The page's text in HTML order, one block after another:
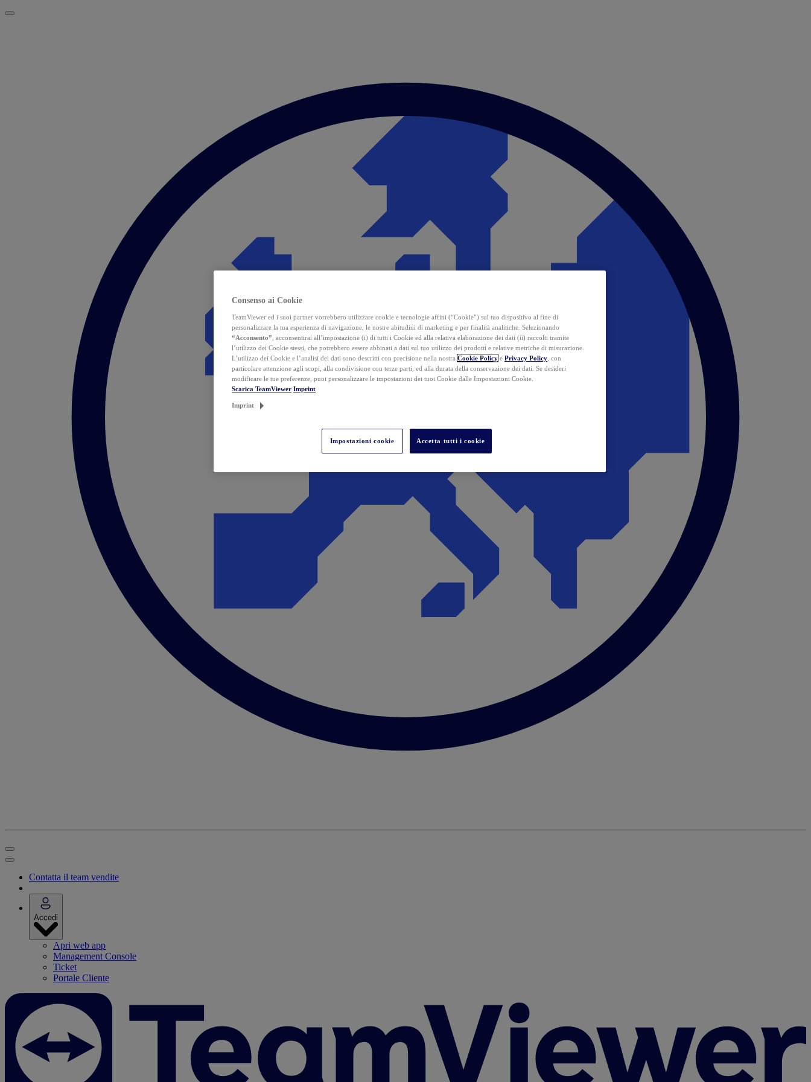
Contatta il team vendite
Accedi
Apri web app
Management Console
Ticket
Portale Cliente
Consenso ai Cookie
TeamViewer ed i suoi partner vorrebbero utilizzare cookie e tecnologie affini (“Cookie”) sul tuo dispositivo al fine di
personalizzare la tua esperienza di navigazione, le nostre abitudini di marketing e per finalità analitiche. Selezionando
“Acconsento” , acconsentirai all’impostazione (i) di tutti i Cookie ed alla relativa elaborazione dei dati (ii) raccolti tramite
l’utilizzo dei Cookie stessi, che potrebbero essere abbinati a dati sul tuo utilizzo dei prodotti e relative metriche di misurazione.
L’utilizzo dei Cookie e l’analisi dei dati sono descritti con precisione nella nostra Cookie Policy e Privacy Policy , con
particolare attenzione agli scopi, alla condivisione con terze parti, ed alla durata della conservazione dei dati. Se desideri
modificare le tue preferenze, puoi personalizzare le impostazioni dei tuoi Cookie dalle Impostazioni Cookie.
Scarica TeamViewer Imprint
Imprint
Impostazioni cookie Accetta tutti i cookie